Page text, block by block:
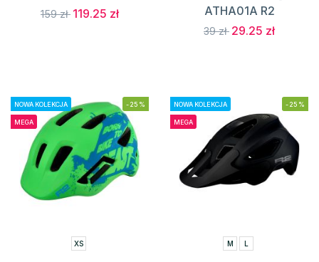
159 zł 119.25 zł
ATHA01A R2
39 zł 29.25 zł
NOWA KOLEKCJA
MEGA
-25%
XS
NOWA KOLEKCJA
MEGA
-25%
M L